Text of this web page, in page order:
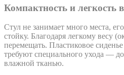
Компактность и легкость
Стул не занимает много места,
стойку. Благодаря легкому весу
перемещать. Пластиковое
требуют специального ухода —
влажной тканью.